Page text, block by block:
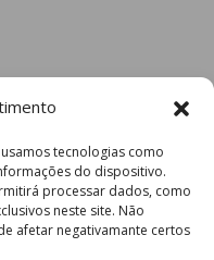
tecnologias como
do dispositivo.
processar dados, como
neste site. Não
afetar negativamante certos